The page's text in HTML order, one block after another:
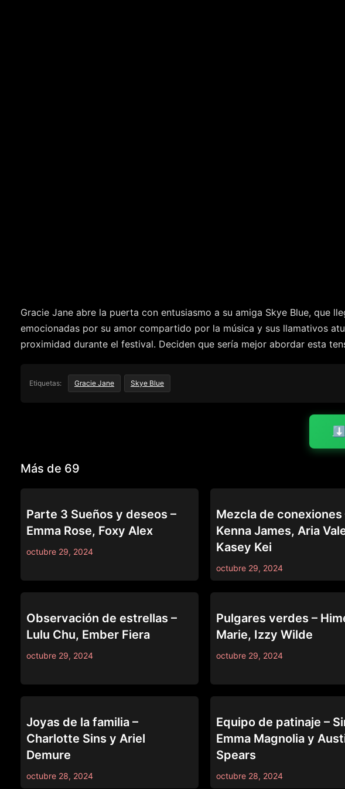
Gracie Jane abre la puerta con entusiasmo a su amiga Skye Blue, que
emocionadas por su amor compartido por la música y sus llamativos
proximidad durante el festival. Deciden que sería mejor abordar esta
Etiquetas: Gracie Jane Skye Blue
⬇️
Más de 69
Parte 3 Sueños y deseos –
Emma Rose, Foxy Alex
octubre 29, 2024
Mezcla de conexiones
Kenna James, Aria
Kasey Kei
octubre 29, 2024
Observación de estrellas –
Lulu Chu, Ember Fiera
octubre 29, 2024
Pulgares verdes –
Marie, Izzy Wilde
octubre 29, 2024
Joyas de la familia –
Charlotte Sins y Ariel
Demure
octubre 28, 2024
Equipo de patinaje –
Emma Magnolia y
Spears
octubre 28, 2024